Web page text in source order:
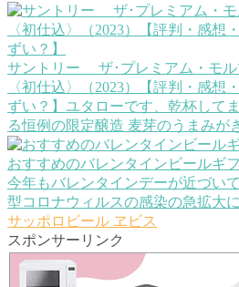
サントリー ザ･プレミアム・モ
〈初仕込〉（2023）【評判・感想
ずい？】 ユタローです、乾杯して
る恒例の限定醸造 麦芽のうまみが
おすすめのバレンタインビールギ
今年もバレンタインデーが近づい
型コロナウィルスの感染の急拡大
サッポロビール ヱビス
スポンサーリンク